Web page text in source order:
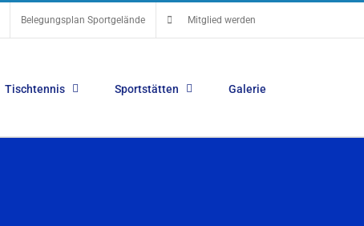
Belegungsplan Sportgelände Mitglied werden
Tischtennis Sportstätten Galerie